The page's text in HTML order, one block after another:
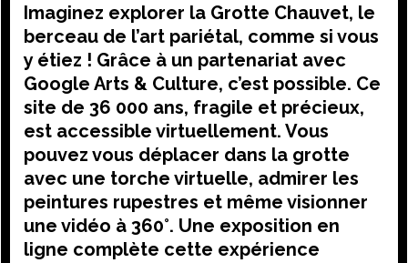
Imaginez explorer la Grotte Chauvet, le
berceau de l’art pariétal, comme si vous
y étiez ! Grâce à un partenariat avec
Google Arts & Culture, c’est possible. Ce
site de 36 000 ans, fragile et précieux,
est accessible virtuellement. Vous
pouvez vous déplacer dans la grotte
avec une torche virtuelle, admirer les
peintures rupestres et même visionner
une vidéo à 360°. Une exposition en
ligne complète cette expérience